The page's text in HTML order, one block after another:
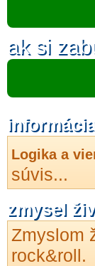
ak si
Logika a
súvis...
zmysel
Zmyslom
rock&roll.